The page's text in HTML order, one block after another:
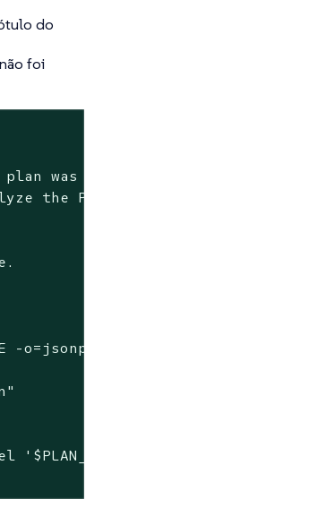
do
foi
plan was not applied.
the Plan status and the
-